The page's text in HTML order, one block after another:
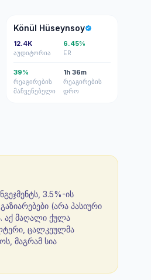
KH
Könül Hüseynsoy
12.4K
აუდიტორია
6.45%
ER
39%
რეაგირების
მაჩვენებელი
1h 36m
რეაგირების
დრო
3.5%-ის
(არა პასიური
აქ მაღალი ქულა
ცალკეულმა
მაგრამ სია